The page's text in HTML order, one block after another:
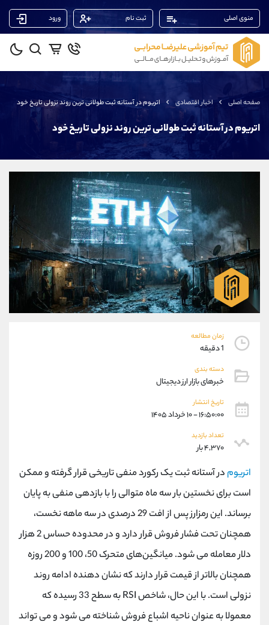
منوی اصلی ثبت نام ورود
صفحه اصلی اخبار اقتصادی اتریوم در آستانه ثبت طولانی ترین روند نزولی تاریخ خود
اتریوم در آستانه ثبت طولانی ترین روند نزولی تاریخ خود
زمان مطالعه
1 دقیقه
دسته بندی
خبرهای بازار ارز دیجیتال
تاریخ انتشار
۱۶:۵۰:۰۰ - ۱۰ خرداد ۱۴۰۵
تعداد بازدید
۴,۳۷۰ بار
اتریوم در آستانه ثبت یک رکورد منفی تاریخی قرار گرفته و ممکن
است برای نخستین بار سه ماه متوالی را با بازدهی منفی به پایان
برساند. این رمزارز پس از افت 29 درصدی در سه ماهه نخست،
همچنان تحت فشار فروش قرار دارد و در محدوده حساس 2 هزار
دلار معامله می شود. میانگین‌های متحرک 50، 100 و 200 روزه
همچنان بالاتر از قیمت قرار دارند که نشان دهنده ادامه روند
نزولی است. با این حال، شاخص RSI به سطح 33 رسیده که
معمولا به عنوان ناحیه اشباع فروش شناخته می شود و می تواند
پشتیبان فروش (یوسف فرخنده)
09194198792
تلگرام @Armteam_admin_33
118
(ایمان پوراسماعیلی)
موبایل 09927779040
شروع گفتگو
@Armteam_admin_por
پشتیبان فروش (فائزه تهرانی)
موبایل 09101364784
واتساپ شروع گفتگو
تلگرام @Armteam_admin_104
پشتیبان فروش
موبایل
واتساپ
تلگرام
داخلی
اطلاعات تماس
تلفن 021-22021030
بدون پیش شماره 90001030
اینستاگرام @alireza.mehrabii
کانال تلگرام @alirezamehrabi_com
کانال بله